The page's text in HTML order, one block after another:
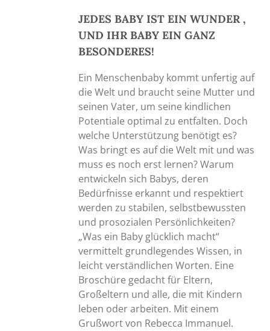
JEDES BABY IST EIN WUNDER ,
UND IHR BABY EIN GANZ
BESONDERES!
Ein Menschenbaby kommt unfertig auf
die Welt und braucht seine Mutter und
seinen Vater, um seine kindlichen
Potentiale optimal zu entfalten. Doch
welche Unterstützung benötigt es?
Was bringt es auf die Welt mit und was
muss es noch erst lernen? Warum
entwickeln sich Babys, deren
Bedürfnisse erkannt und respektiert
werden zu stabilen, selbstbewussten
und prosozialen Persönlichkeiten?
„Was ein Baby glücklich macht“
vermittelt grundlegendes Wissen, in
leicht verständlichen Worten. Eine
Broschüre gedacht für Eltern,
Großeltern und alle, die mit Kindern
leben oder arbeiten. Mit einem
Grußwort von Rebecca Immanuel.